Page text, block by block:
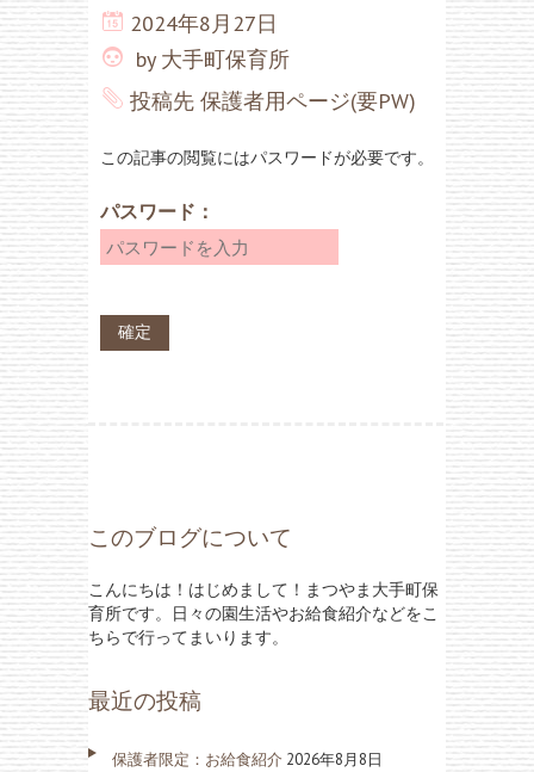
2024年8月27日
by 大手町保育所
投稿先 保護者用ページ(要PW)
この記事の閲覧にはパスワードが必要です。
パスワード：
このブログについて
こんにちは！はじめまして！まつやま大手町保
育所です。日々の園生活やお給食紹介などをこ
ちらで行ってまいります。
最近の投稿
保護者限定：お給食紹介 2026年8月8日